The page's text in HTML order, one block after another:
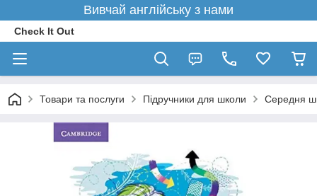
Вивчай англійську з нами
Check It Out
Товари та послуги Підручники для школи Середня